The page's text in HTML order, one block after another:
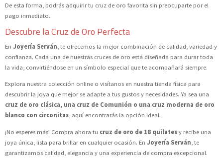
De esta forma, podrás adquirir tu cruz de oro favorita sin preocuparte por el
pago inmediato.
Descubre la Cruz de Oro Perfecta
En Joyería Serván , te ofrecemos la mejor combinación de calidad, variedad y
confianza. Cada una de nuestras cruces de oro está diseñada para durar toda
la vida, convirtiéndose en un símbolo especial que te acompañará siempre.
Explora nuestra colección online o visítanos en nuestra tienda física para
descubrir la joya que mejor se adapte a tus gustos y necesidades. Ya sea una
cruz de oro clásica, una cruz de Comunión o una cruz moderna de oro
blanco con circonitas, aquí encontrarás la opción ideal.
¡No esperes más! Compra ahora tu cruz de oro de 18 quilates y recibe una
joya única, lista para brillar en cualquier ocasión. En Joyería Serván, te
garantizamos calidad, elegancia y una experiencia de compra excepcional.